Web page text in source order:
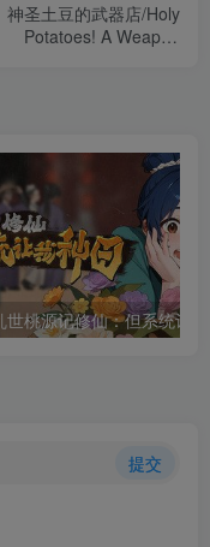
神圣土豆的武器店/Holy
Potatoes! A Weapon
提交